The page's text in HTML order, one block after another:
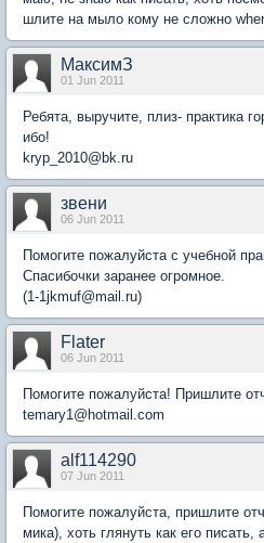
шлите на мыло кому не сложно
МаксимЗ
01 Jun 2011
Ребята, выручите, плиз- практика
ибо!
kryp_2010@bk.ru
звени
06 Jun 2011
Помогите пожалуйста с учебной
Спасибочки заранее огромное.
(1-1jkmuf@mail.ru)
Flater
06 Jun 2011
Помогите пожалуйста! Пришлите
temary1@hotmail.com
alf114290
07 Jun 2011
Помогите пожалуйста, пришлите
мика), хоть глянуть как его